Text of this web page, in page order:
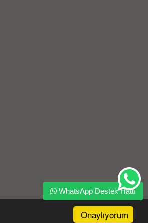
Onaylıyorum
WhatsApp Destek Hattı